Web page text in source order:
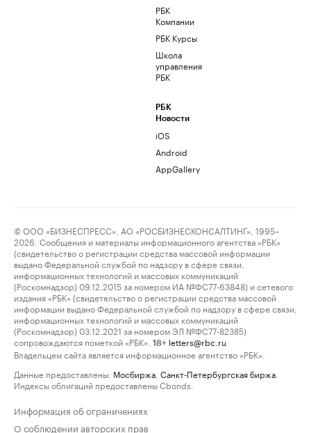
РБК
Компании
РБК Курсы
Школа
управления
РБК
РБК
Новости
iOS
Android
AppGallery
© ООО «БИЗНЕСПРЕСС», АО «РОСБИЗНЕСКОНСАЛТИНГ», 1995–
2026. Сообщения и материалы информационного агентства «РБК»
(свидетельство о регистрации средства массовой информации
выдано Федеральной службой по надзору в сфере связи,
информационных технологий и массовых коммуникаций
(Роскомнадзор) 09.12.2015 за номером ИА №ФС77-63848) и сетевого
издания «РБК» (свидетельство о регистрации средства массовой
информации выдано Федеральной службой по надзору в сфере связи,
информационных технологий и массовых коммуникаций
(Роскомнадзор) 03.12.2021 за номером ЭЛ №ФС77-82385)
сопровождаются пометкой «РБК».
18+ letters@rbc.ru
Владельцем сайта является информационное агентство «РБК».
Данные предоставлены: Мосбиржа Санкт-Петербургская биржа
Индексы облигаций предоставлены Cbonds.
Информация об ограничениях
О соблюдении авторских прав